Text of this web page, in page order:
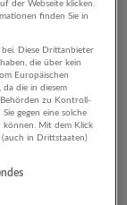
der Webseite klicken.
finden Sie in
Diese Drittanbieter
die über kein
Europäischen
die in diesem
zu Kontroll-
gegen eine solche
können. Mit dem Klick
(auch in Drittstaaten)